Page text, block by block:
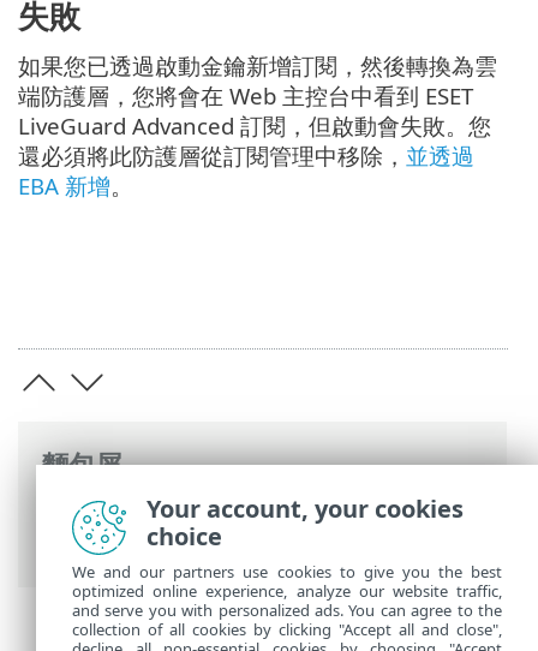
麵包屑
ESET 線上說明>ESET LiveGuard Advanced
疑難排解
失敗
如果您已透過啟動金鑰新增訂閱，然後轉換為雲
端防護層，您將會在 Web 主控台中看到 ESET
LiveGuard Advanced 訂閱，但啟動會失敗。您
還必須將此防護層從訂閱管理中移除， 並透過
EBA 新增。
Your account, your cookies
choice
We and our partners use cookies to give you the best
optimized online experience, analyze our website traffic,
and serve you with personalized ads. You can agree to the
collection of all cookies by clicking "Accept all and close",